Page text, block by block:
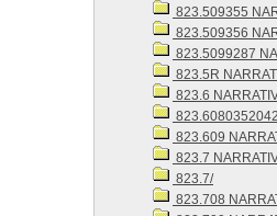
823.509355
823.509356
823.5099287
823.5R
823.6
823.609
823.7
823.7/
823.708